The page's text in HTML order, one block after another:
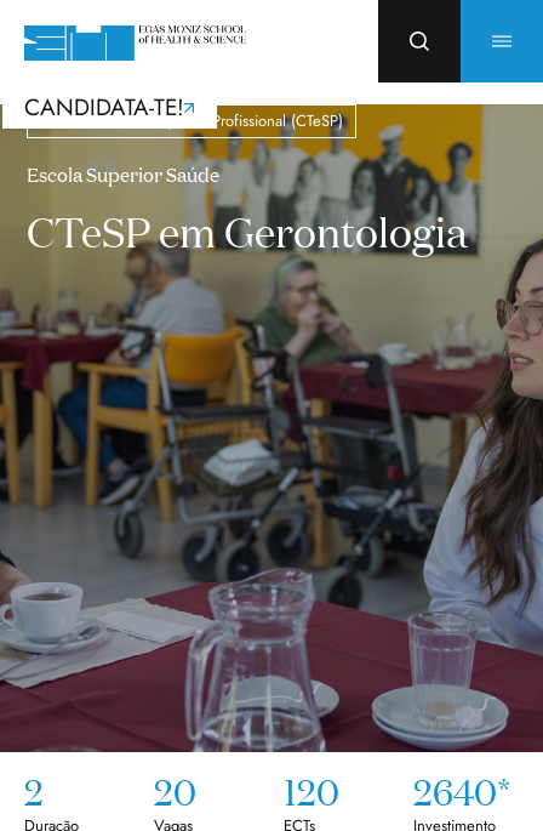
CANDIDATA-TE!
Curso Técnico e Superior Profissional (CTeSP)
Escola Superior Saúde
CTeSP em Gerontologia
2
Duração
20
Vagas
120
ECTs
2640*
Investimento